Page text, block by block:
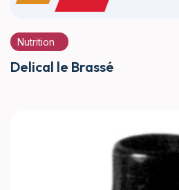
Nutrition
Delical le Brassé